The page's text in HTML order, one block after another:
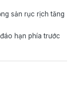
sản rục rịch tăng
hạn phía trước